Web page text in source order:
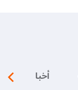
أخبار